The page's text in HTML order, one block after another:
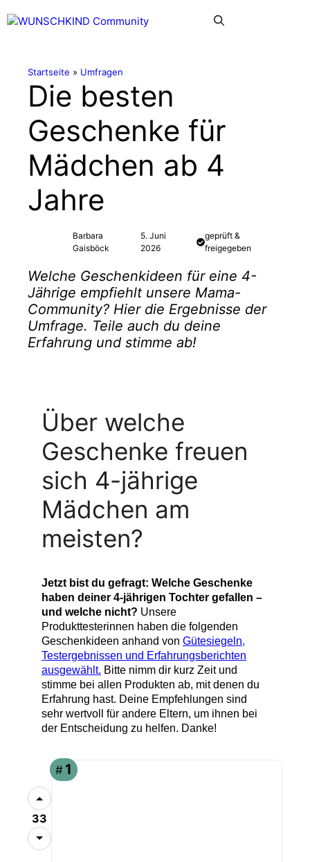
Inhalt
Startseite » Umfragen
Die besten
Geschenke für
Mädchen ab 4
Jahre
Barbara
Gaisböck
5. Juni
2026
geprüft &
freigegeben
Welche Geschenkideen für eine 4-
Jährige empfiehlt unsere Mama-
Community? Hier die Ergebnisse der
Umfrage. Teile auch du deine
Erfahrung und stimme ab!
Über welche
Geschenke freuen
sich 4-jährige
Mädchen am
meisten?
Jetzt bist du gefragt: Welche Geschenke
haben deiner 4-jährigen Tochter gefallen –
und welche nicht? Unsere
Produkttesterinnen haben die folgenden
Geschenkideen anhand von Gütesiegeln,
Testergebnissen und Erfahrungsberichten
ausgewählt. Bitte nimm dir kurz Zeit und
stimme bei allen Produkten ab, mit denen du
Erfahrung hast. Deine Empfehlungen sind
sehr wertvoll für andere Eltern, um ihnen bei
der Entscheidung zu helfen. Danke!
# 1
33